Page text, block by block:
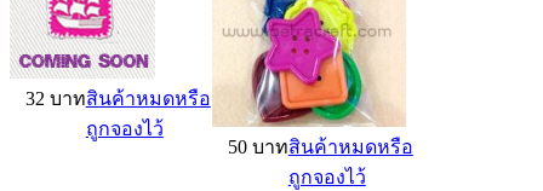
32 บาทสินค้าหมดหรือ
ถูกจองไว้
50 บาทสินค้าหมดหรือ
ถูกจองไว้